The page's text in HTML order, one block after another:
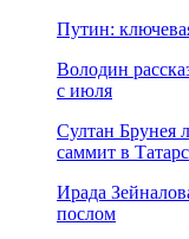
Путин:
Володин
с июля
Султан Брунея
саммит в
Ирада
послом